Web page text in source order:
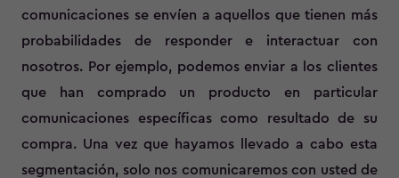
comunicaciones se envíen a aquellos que tienen más
probabilidades de responder e interactuar con
nosotros. Por ejemplo, podemos enviar a los clientes
que han comprado un producto en particular
comunicaciones específicas como resultado de su
compra. Una vez que hayamos llevado a cabo esta
segmentación, solo nos comunicaremos con usted de